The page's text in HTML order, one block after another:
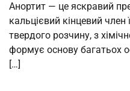
Анортит — це яскравий
кальцієвий кінцевий член
твердого розчину, з
формує основу багатьох
[…]